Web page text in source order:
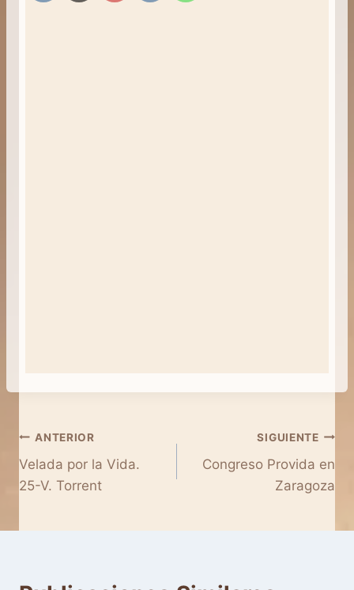
Navegación
de
ANTERIOR
Velada por la Vida.
25-V. Torrent
SIGUIENTE
Congreso Provida en
Zaragoza